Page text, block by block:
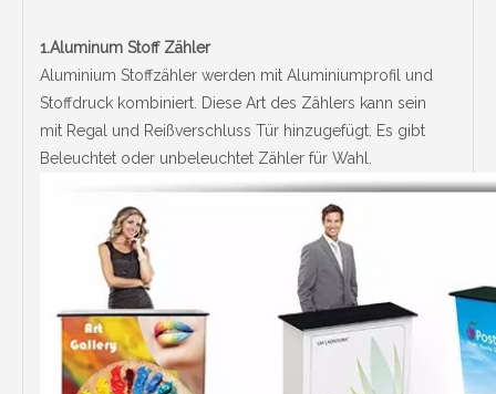
1.Aluminum Stoff Zähler
Aluminium Stoffzähler werden mit Aluminiumprofil und
Stoffdruck kombiniert. Diese Art des Zählers kann sein
mit Regal und Reißverschluss Tür hinzugefügt. Es gibt
Beleuchtet oder unbeleuchtet Zähler für Wahl.